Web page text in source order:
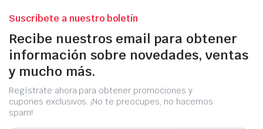
Suscríbete a nuestro boletín
Recibe nuestros email para obtener
información sobre novedades, ventas
y mucho más.
Regístrate ahora para obtener promociones y
cupones exclusivos. ¡No te preocupes, no hacemos
spam!